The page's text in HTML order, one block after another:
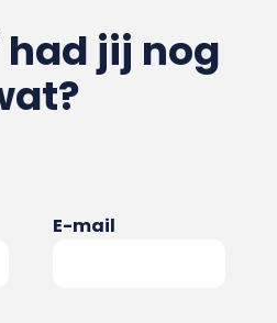
had jij nog
E-mail